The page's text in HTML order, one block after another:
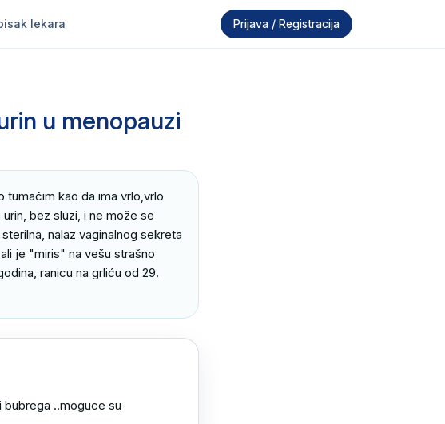
lekara Prijava / Registracija
u menopauzi
kao da ima vrlo,vrlo
bez sluzi, i ne može se
nalaz vaginalnog sekreta
je "miris" na vešu strašno
ranicu na grliću od 29.
bubrega ..moguce su